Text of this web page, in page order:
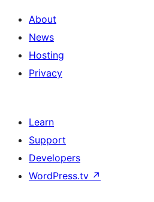
About
News
Hosting
Privacy
Learn
Support
Developers
WordPress.tv ↗